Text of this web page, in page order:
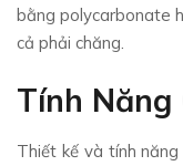
bằng polycarbonate
cả phải chăng.
Tính Năng
Thiết kế và tính